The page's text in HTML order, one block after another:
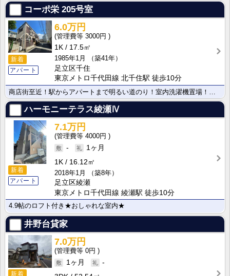
コーポ栄 205号室
新着
アパート
6.0万円
3000円
1K
17.5㎡
1985年1月
（築41年）
足立区千住
東京メトロ千代田線 北千住駅 徒歩10分
ハーモニーテラス綾瀬Ⅳ
新着
アパート
7.1万円
4000円
-
1ヶ月
1K
16.12㎡
2018年1月
（築8年）
足立区綾瀬
東京メトロ千代田線 綾瀬駅 徒歩10分
4.9帖のロフト付き★おしゃれな室内★
井野台貸家
新着
7.0万円
0円
1ヶ月
-